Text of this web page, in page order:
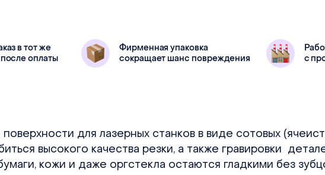
в тот же
оплаты
Фирменная упаковка
сокращает шанс повреждения
с
для лазерных станков в виде сотовых
высокого качества резки, а также гравировки
кожи и даже оргстекла остаются гладкими без